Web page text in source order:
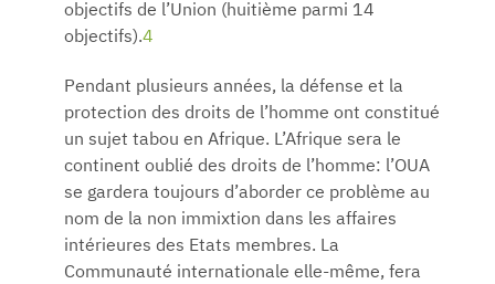
objectifs de l’Union (huitième parmi 14
objectifs).4
Pendant plusieurs années, la défense et la
protection des droits de l’homme ont constitué
un sujet tabou en Afrique. L’Afrique sera le
continent oublié des droits de l’homme: l’OUA
se gardera toujours d’aborder ce problème au
nom de la non immixtion dans les affaires
intérieures des Etats membres. La
Communauté internationale elle-même, fera